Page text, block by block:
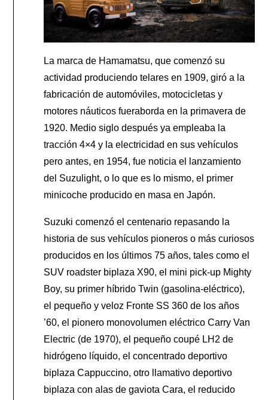
La marca de Hamamatsu, que comenzó su
actividad produciendo telares en 1909, giró a la
fabricación de automóviles, motocicletas y
motores náuticos fueraborda en la primavera de
1920. Medio siglo después ya empleaba la
tracción 4×4 y la electricidad en sus vehículos
pero antes, en 1954, fue noticia el lanzamiento
del Suzulight, o lo que es lo mismo, el primer
minicoche producido en masa en Japón.
Suzuki comenzó el centenario repasando la
historia de sus vehículos pioneros o más curiosos
producidos en los últimos 75 años, tales como el
SUV roadster biplaza X90, el mini pick-up Mighty
Boy, su primer híbrido Twin (gasolina-eléctrico),
el pequeño y veloz Fronte SS 360 de los años
’60, el pionero monovolumen eléctrico Carry Van
Electric (de 1970), el pequeño coupé LH2 de
hidrógeno líquido, el concentrado deportivo
biplaza Cappuccino, otro llamativo deportivo
biplaza con alas de gaviota Cara, el reducido